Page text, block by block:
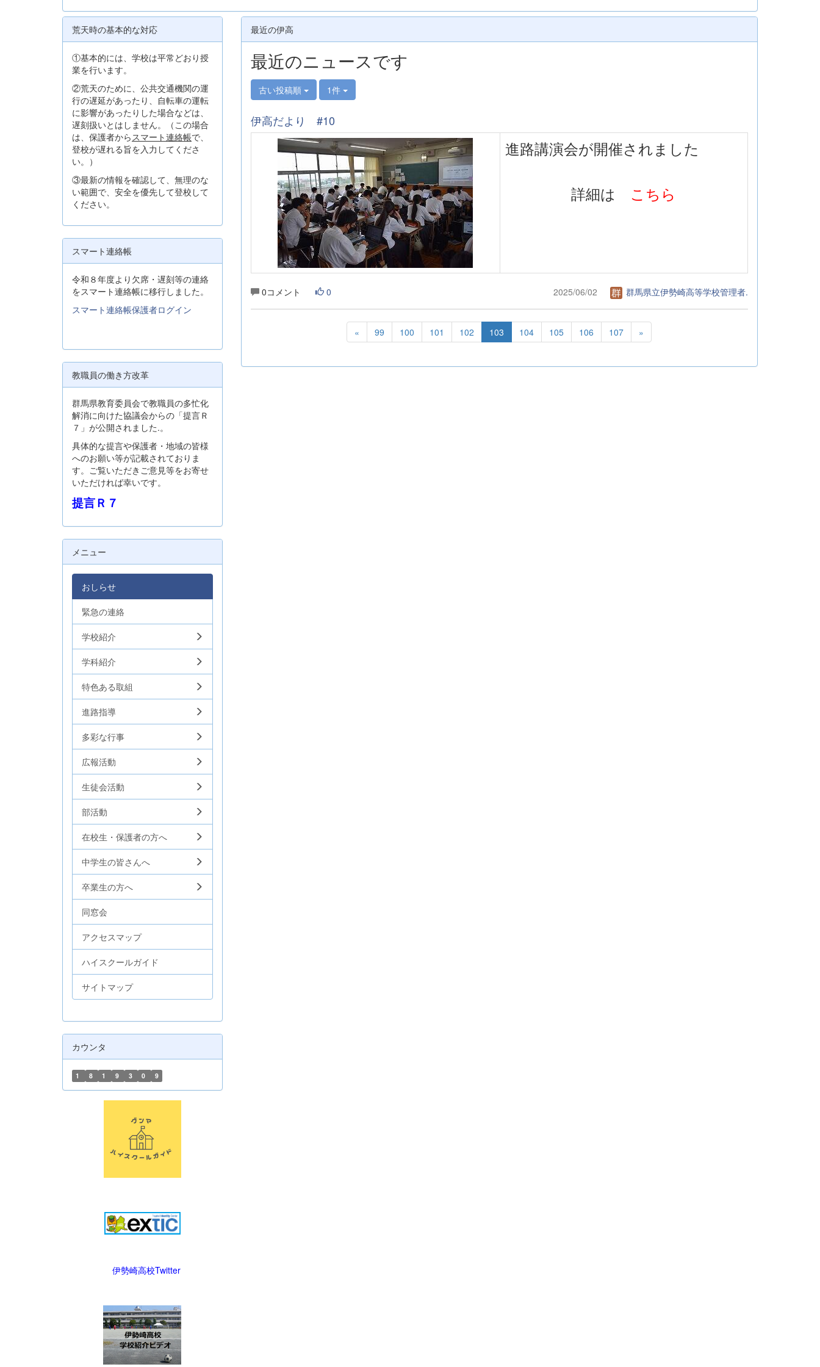
最近の伊高
最近のニュースです
古い投稿順 1件
伊高だより #10
進路講演会が開催されました
詳細は こちら
0コメント 0 2025/06/02 群馬県立伊勢崎高等学校管理者.
« 99 100 101 102 103 104 105 106 107 »
荒天時の基本的な対応
①基本的には、学校は平常どおり授
業を行います。
②荒天のために、公共交通機関の運
行の遅延があったり、自転車の運転
に影響があったりした場合などは、
遅刻扱いとはしません。（この場合
は、保護者から スマート連絡帳で、
登校が遅れる旨を入力してくださ
い。）
③最新の情報を確認して、無理のな
い範囲で、安全を優先して登校して
ください。
スマート連絡帳
令和８年度より欠席・遅刻等の連絡
をスマート連絡帳に移行しました。
スマート連絡帳保護者ログイン
教職員の働き方改革
群馬県教育委員会で教職員の多忙化
解消に向けた協議会からの「提言Ｒ
７」が公開されました.。
具体的な提言や保護者・地域の皆様
へのお願い等が記載されておりま
す。ご覧いただきご意見等をお寄せ
いただければ幸いです。
提言Ｒ７
メニュー
おしらせ
緊急の連絡
学校紹介
学科紹介
特色ある取組
進路指導
多彩な行事
広報活動
生徒会活動
部活動
在校生・保護者の方へ
中学生の皆さんへ
卒業生の方へ
同窓会
アクセスマップ
ハイスクールガイド
サイトマップ
カウンタ
1 8 1 9 3 0 9
伊勢崎高校Twitter